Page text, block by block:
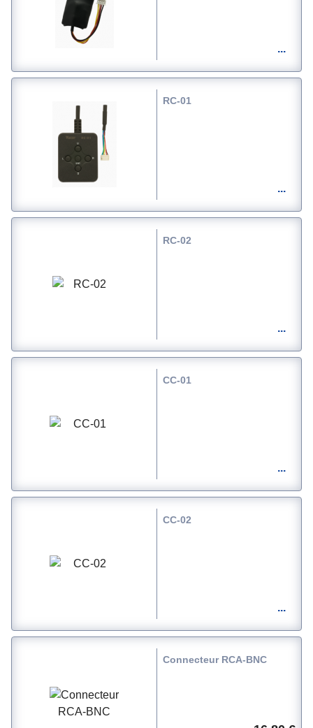
RC-01
RC-02
CC-01
CC-02
Connecteur RCA-BNC